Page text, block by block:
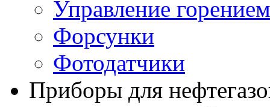
Управление горением
Форсунки
Фотодатчики
Приборы для